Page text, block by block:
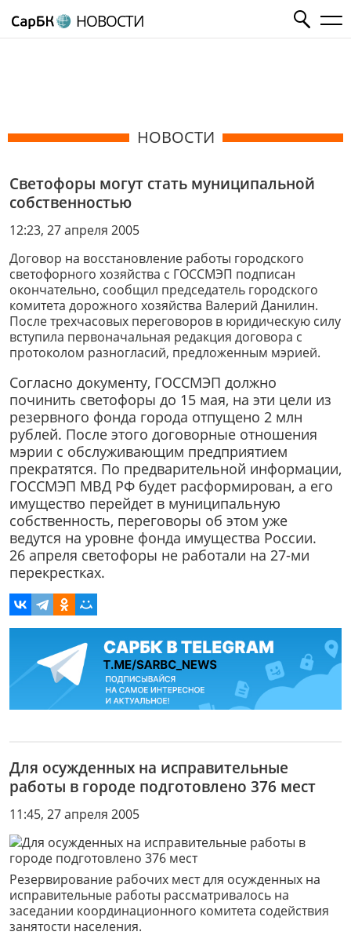
НОВОСТИ
НОВОСТИ
Светофоры могут стать муниципальной
собственностью
12:23, 27 апреля 2005
Договор на восстановление работы городского
светофорного хозяйства с ГОССМЭП подписан
окончательно, сообщил председатель городского
комитета дорожного хозяйства Валерий Данилин.
После трехчасовых переговоров в юридическую силу
вступила первоначальная редакция договора с
протоколом разногласий, предложенным мэрией.
Согласно документу, ГОССМЭП должно
починить светофоры до 15 мая, на эти цели из
резервного фонда города отпущено 2 млн
рублей. После этого договорные отношения
мэрии с обслуживающим предприятием
прекратятся. По предварительной информации,
ГОССМЭП МВД РФ будет расформирован, а его
имущество перейдет в муниципальную
собственность, переговоры об этом уже
ведутся на уровне фонда имущества России.
26 апреля светофоры не работали на 27-ми
перекрестках.
Для осужденных на исправительные
работы в городе подготовлено 376 мест
11:45, 27 апреля 2005
Резервирование рабочих мест для осужденных на
исправительные работы рассматривалось на
заседании координационного комитета содействия
занятости населения.